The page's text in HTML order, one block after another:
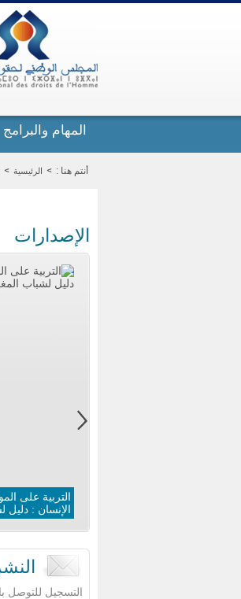
تجاوز إلى المحتوى الرئيسي
المهام والبرامج
أنتم هنا : الرئيسية
الإصدارات
التربية على
الإنسان : دليل
‏التسجيل للتوصل